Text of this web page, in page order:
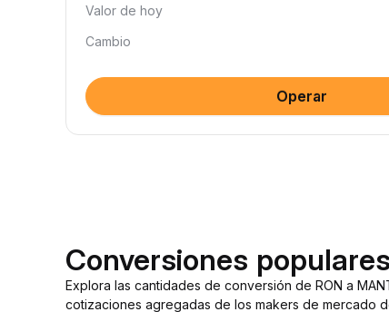
Valor de hoy
Cambio
Operar
Conversiones
Explora las cantidades de conversión de RON a
cotizaciones agregadas de los makers de mercado